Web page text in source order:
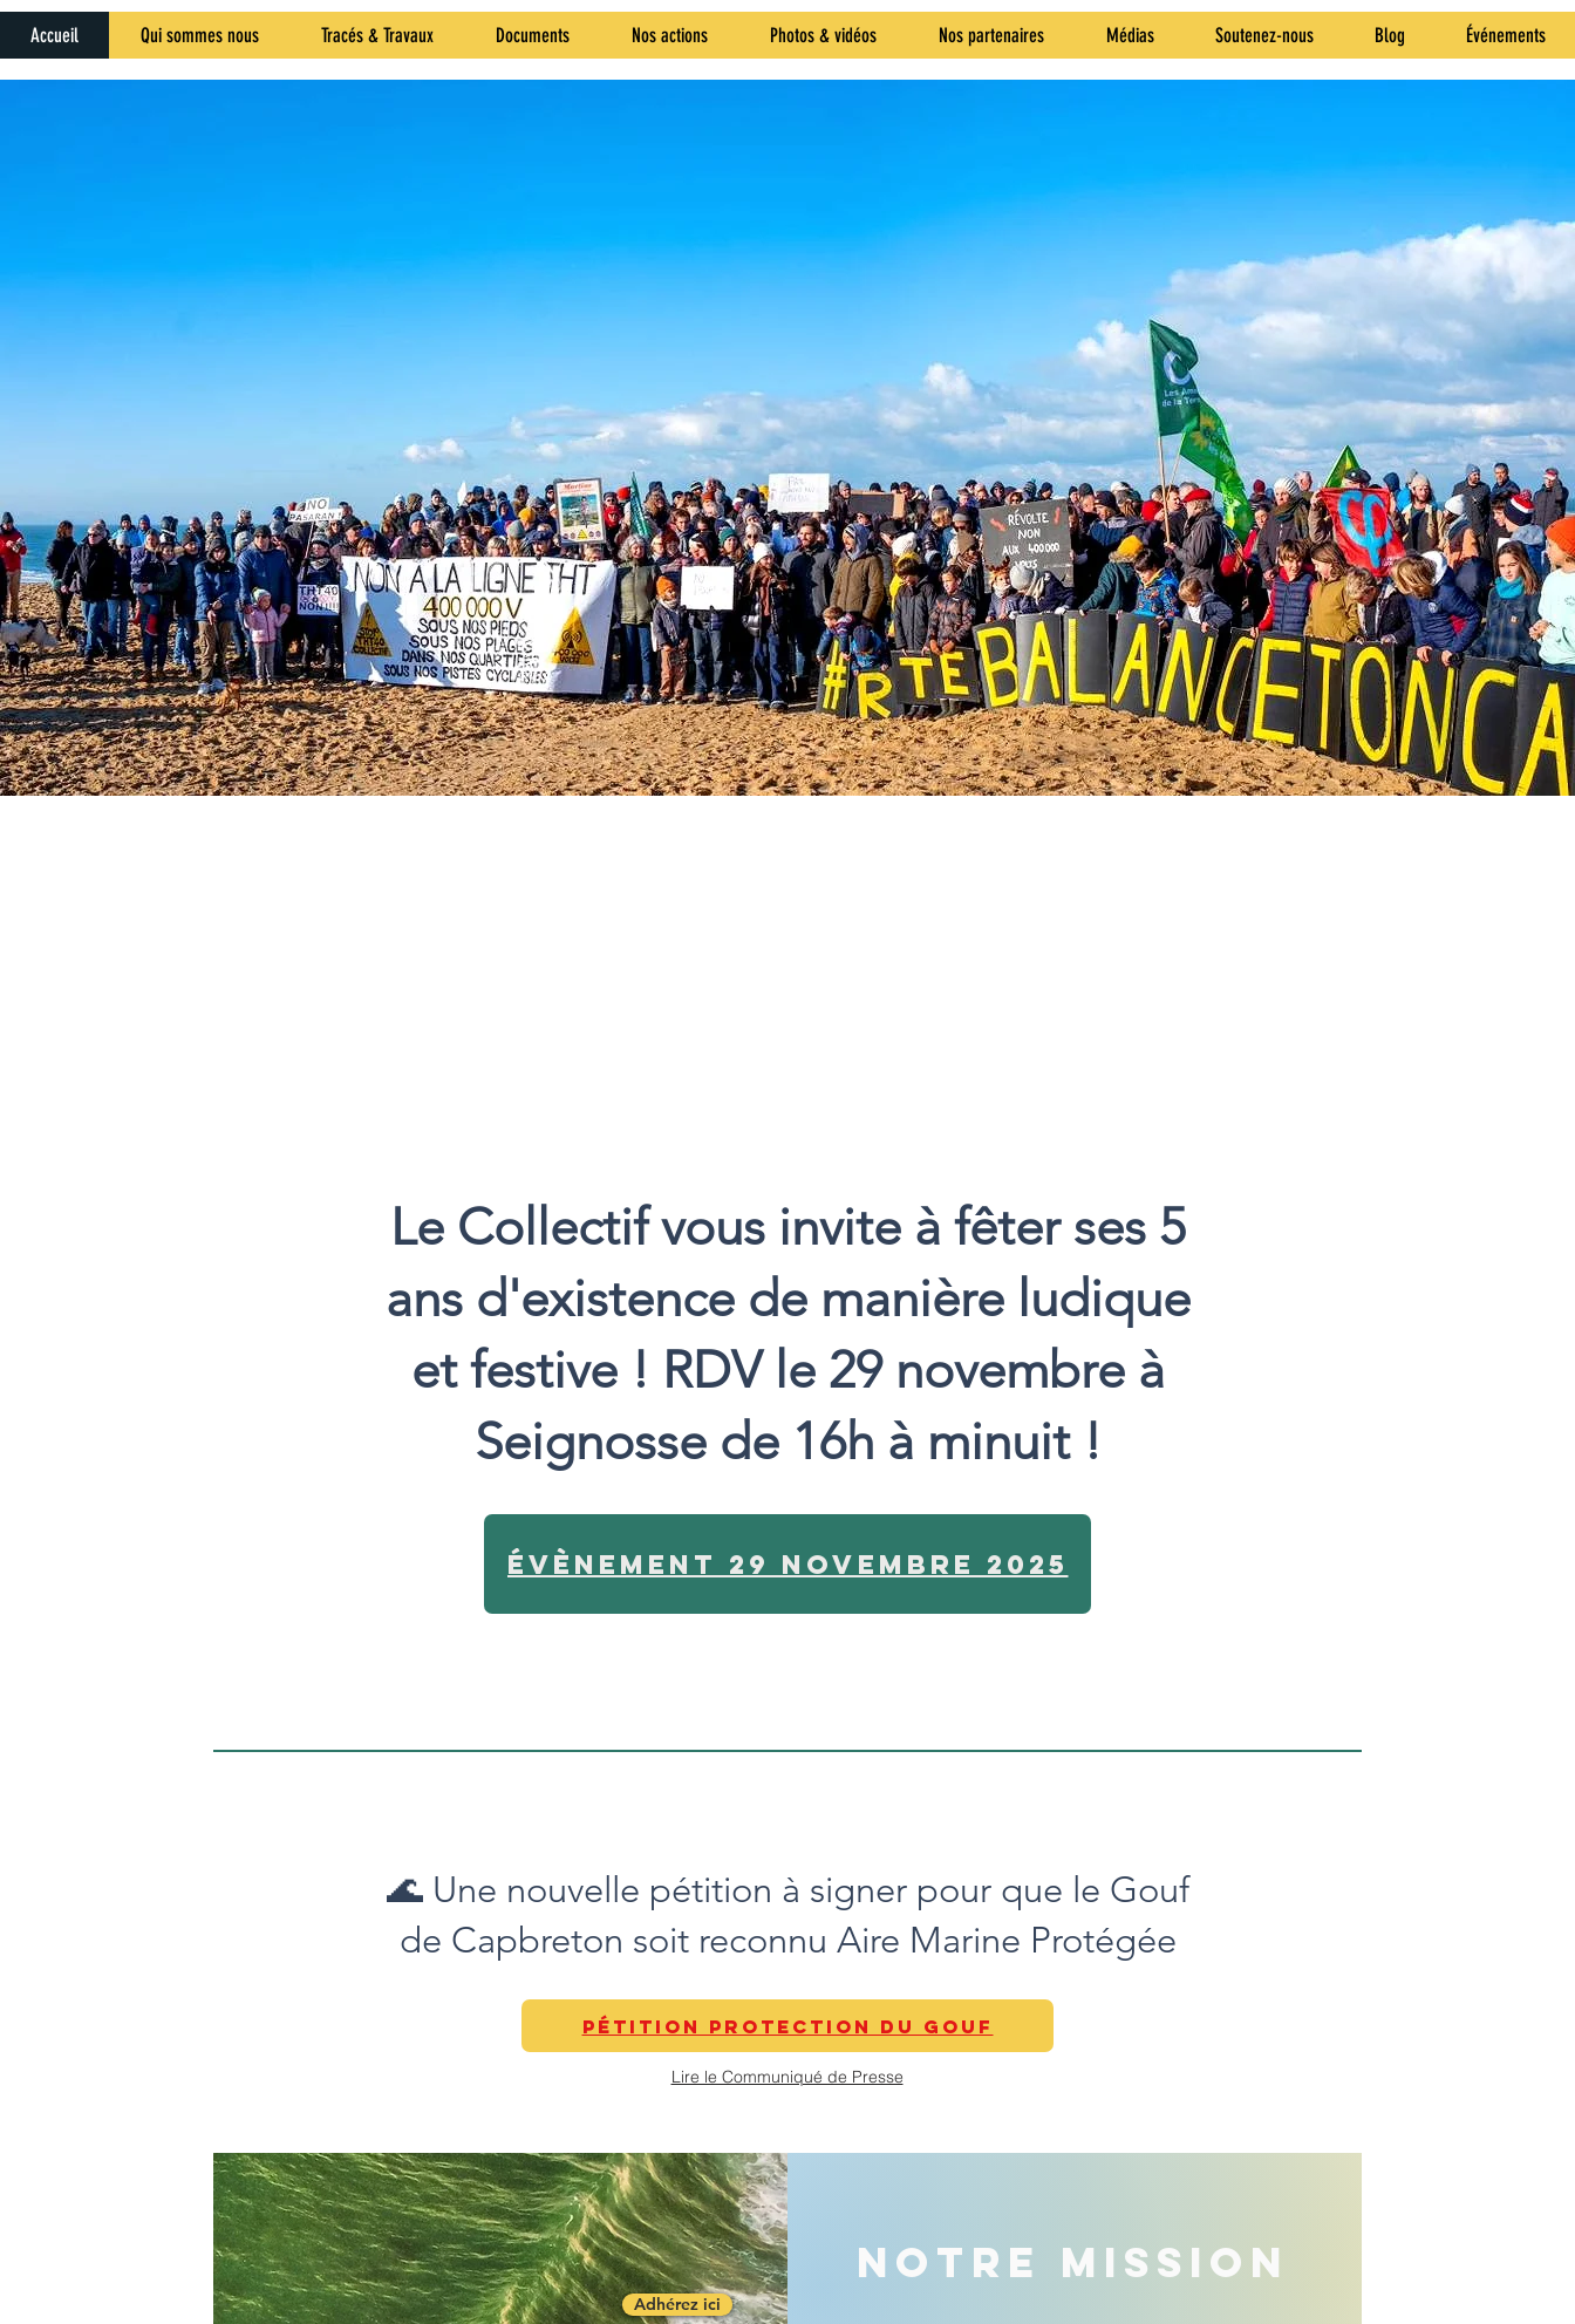
Accueil Qui sommes nous Tracés & Travaux Documents Nos actions Photos & vidéos Nos partenaires Médias Soutenez-nous Blog Événements
Le Collectif vous invite à fêter ses 5
ans d'existence de manière ludique
et festive ! RDV le 29 novembre à
Seignosse de 16h à minuit !
Évènement 29 novembre 2025
🌊 Une nouvelle pétition à signer pour que le Gouf
de Capbreton soit reconnu Aire Marine Protégée
PÉTITION PROTECTION DU GOUF
Lire le Communiqué de Presse
rejoignez nous
Adhérez ici
Notre Mission